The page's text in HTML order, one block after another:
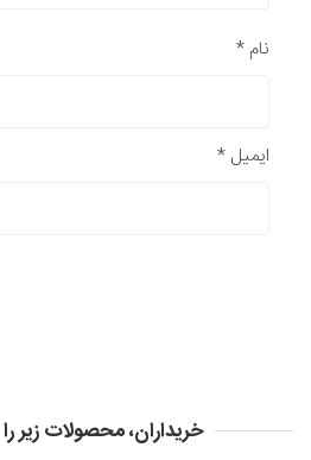
نام *
ایمیل *
خریداران، محصولات زیر